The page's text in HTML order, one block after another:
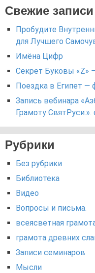
Свежие записи
Пробудите
для Лучшего
Имёна Цифр
Секрет Буковы «Z»
Поездка в Египет —
Запись вебинара
Грамоту СвятРуси.».
Рубрики
Без рубрики
Библиотека
Видео
Вопросы и письма.
всеясветная
грамота древних
Записи семинаров
Мысли